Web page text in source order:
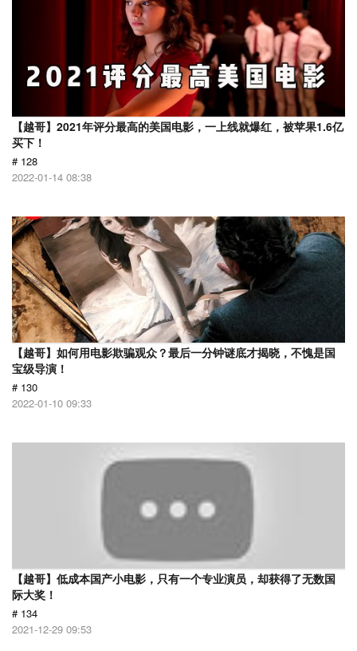
【越哥】2021年评分最高的美国电影，一上线就爆红，被苹果1.6亿
买下！
# 128
2022-01-14 08:38
【越哥】如何用电影欺骗观众？最后一分钟谜底才揭晓，不愧是国
宝级导演！
# 130
2022-01-10 09:33
【越哥】低成本国产小电影，只有一个专业演员，却获得了无数国
际大奖！
# 134
2021-12-29 09:53